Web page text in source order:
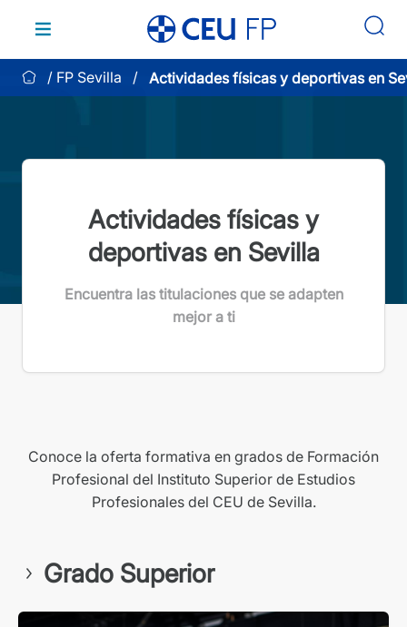
contenido
FP Sevilla
Actividades físicas y deportivas en
Actividades físicas y
deportivas en Sevilla
Encuentra las titulaciones que se adapten
mejor a ti
Conoce la oferta formativa en grados de Formación
Profesional del Instituto Superior de Estudios
Profesionales del CEU de Sevilla.
Grado Superior